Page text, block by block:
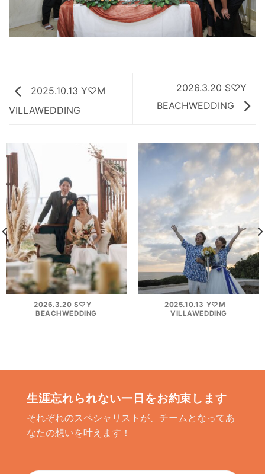
2025.10.13 Y♡M
VILLAWEDDING
2026.3.20 S♡Y
BEACHWEDDING
2026.3.20 S♡Y
BEACHWEDDING
2025.10.13 Y♡M
VILLAWEDDING
生涯忘れられない一日をお約束します
それぞれのスペシャリストが、チームとなってあ
なたの想いを叶えます！